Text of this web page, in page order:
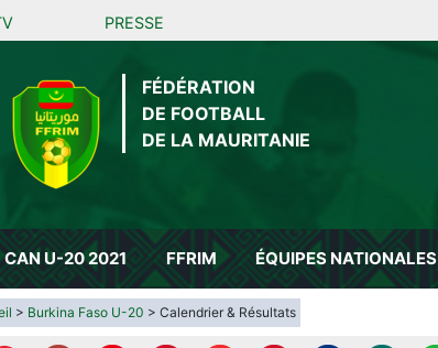
PRESSE
FÉDÉRATION
DE FOOTBALL
DE LA MAURITANIE
CAN U-20 2021 FFRIM ÉQUIPES NATIONALES
> Burkina Faso U-20 > Calendrier & Résultats